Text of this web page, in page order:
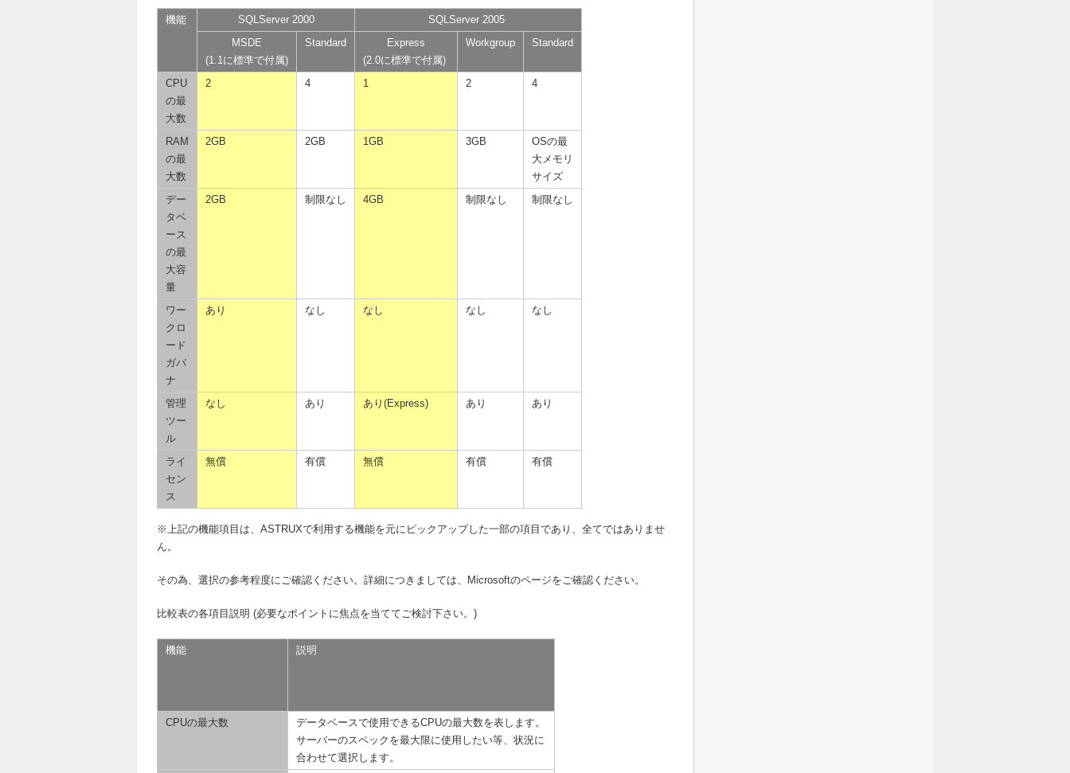
機能 SQLServer 2000
SQLServer 2005
MSDE
(1.1に標準で付属)
Standard
Express
(2.0に標準で付属)
Workgroup Standard
CPU
の最
大数
2 4 1 2 4
RAM
の最
大数
2GB 2GB 1GB 3GB
OSの最
大メモリ
サイズ
デー
タベ
ース
の最
大容
量
2GB 制限なし 4GB 制限なし 制限なし
ワー
クロ
ード
ガバ
ナ
あり なし なし なし なし
管理
ツー
ル
なし あり あり(Express) あり あり
ライ
セン
ス
無償 有償 無償 有償 有償
※上記の機能項目は、ASTRUXで利用する機能を元にピックアップした一部の項目であり、全てではありませ
ん。
その為、選択の参考程度にご確認ください。詳細につきましては、Microsoftのページをご確認ください。
比較表の各項目説明 (必要なポイントに焦点を当ててご検討下さい。)
機能 説明
CPUの最大数
データベースで使用できるCPUの最大数を表します。
サーバーのスペックを最大限に使用したい等、状況に
合わせて選択します。